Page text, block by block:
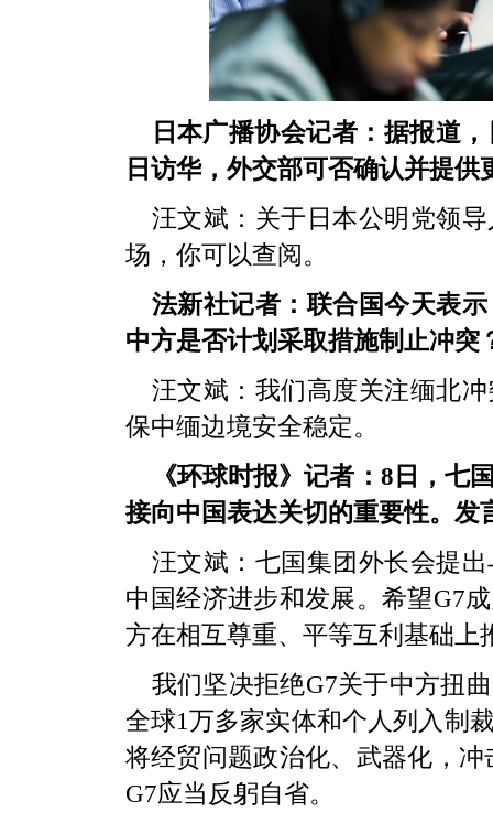
日本广播协会记者：据报道
日访华，外交部可否确认并提供
汪文斌：关于日本公明党领
场，你可以查阅。
法新社记者：联合国今天表
中方是否计划采取措施制止冲突
汪文斌：我们高度关注缅北
保中缅边境安全稳定。
《环球时报》记者：8日，七
接向中国表达关切的重要性。发
汪文斌：七国集团外长会提
中国经济进步和发展。希望G7
方在相互尊重、平等互利基础上
我们坚决拒绝G7关于中方扭
全球1万多家实体和个人列入制
将经贸问题政治化、武器化，
G7应当反躬自省。